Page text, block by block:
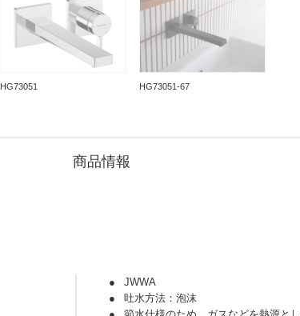
HG73051 HG73051-67
商品情報
JWWA
吐水方法：泡沫